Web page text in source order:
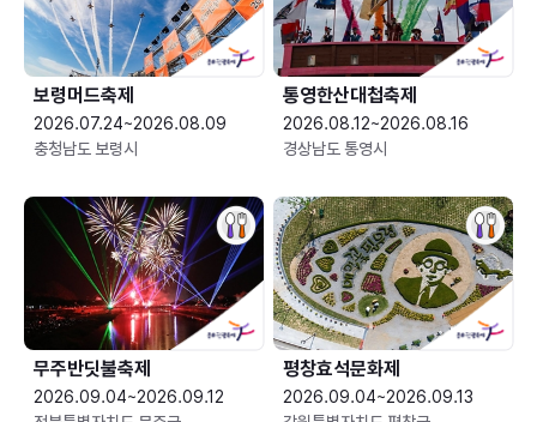
보령머드축제
2026.07.24~2026.08.09
충청남도 보령시
통영한산대첩축제
2026.08.12~2026.08.16
경상남도 통영시
무주반딧불축제
2026.09.04~2026.09.12
평창효석문화제
2026.09.04~2026.09.13